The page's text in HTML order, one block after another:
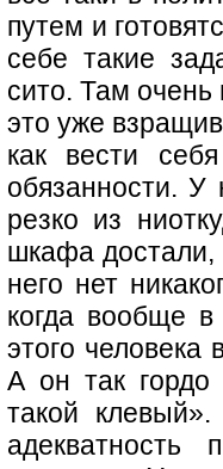
путем и
себе такие
сито. Там очень
это уже
как вести
обязанности. У
резко из
шкафа достали,
него нет
когда вообще
этого человека
А он так гордо
такой